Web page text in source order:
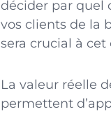
décider par quel
vos clients de la
sera crucial à cet
La valeur réelle
permettent